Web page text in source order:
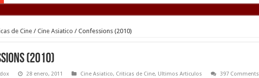
de Cine / Cine Asiatico / Confessions (2010)
(2010)
28 enero, 2011 Cine Asiatico, Criticas de Cine, Ultimos Articulos 397 Comments